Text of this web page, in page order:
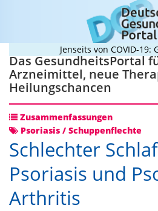
Jenseits von COVID-19:
Das GesundheitsPortal
Arzneimittel, neue
Heilungschancen
Zusammenfassungen
Psoriasis / Schuppenflechte
Schlechter
Psoriasis und
Arthritis